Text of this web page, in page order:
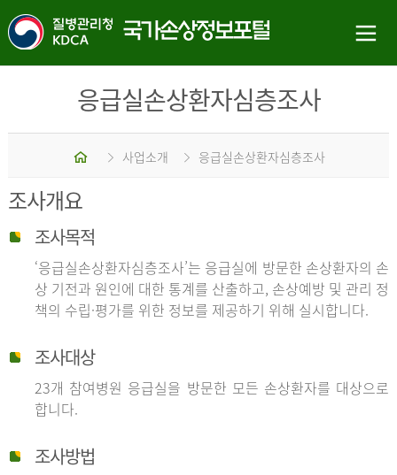
응급실손상환자심층조사
홈 사업소개 응급실손상환자심층조사
조사개요
조사목적
‘응급실손상환자심층조사’는 응급실에 방문한 손상환자의 손
상 기전과 원인에 대한 통계를 산출하고, 손상예방 및 관리 정
책의 수립·평가를 위한 정보를 제공하기 위해 실시합니다.
조사대상
23개 참여병원 응급실을 방문한 모든 손상환자를 대상으로
합니다.
조사방법